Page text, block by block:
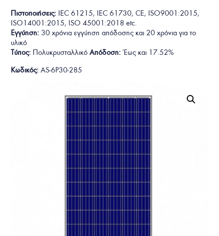
Πιστοποιήσεις: IEC 61 215, IEC 61 730, CE, ISO9001 :2015,
ISO14001 :2015, ISO 45001:2018 etc.
Εγγύηση: 30 χρόνια εγγύηση απόδοσης και 20 χρόνια για το
υλικό
Τύπος: ΠολυκρυσταλλικόΑπόδοση:Έως και 1 7.52%
Κωδικός: AS-6P30-285